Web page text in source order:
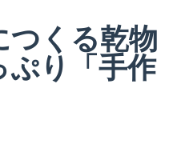
つくる乾物
ぷり「手作